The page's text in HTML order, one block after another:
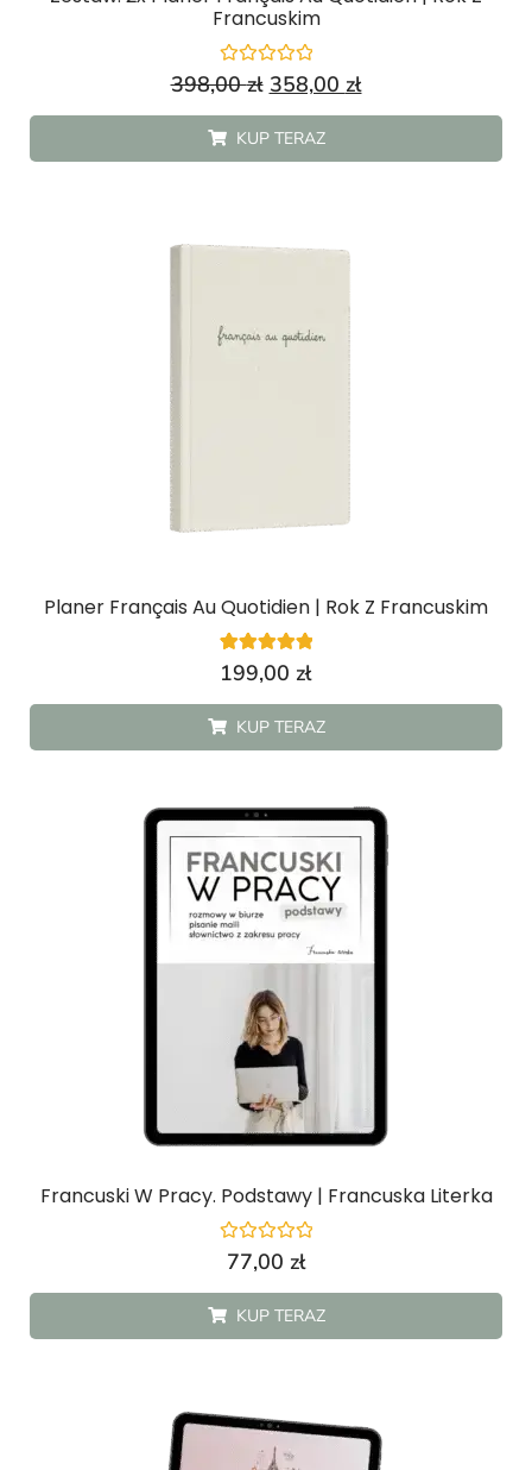
Francuskim
Oceniono
0
398,00zł 358,00 zł
KUP TERAZ
Planer Français Au Quotidien | Rok Z Francuskim
Oceniony
5.00
4
ocen
klientów
199,00 zł
KUP TERAZ
Francuski W Pracy. Podstawy | Francuska Literka
Oceniono
77,00 zł
KUP TERAZ